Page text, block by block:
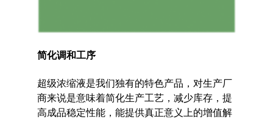
简化调和工序
超级浓缩液是我们独有的特色产品，对生产厂
商来说是意味着简化生产工艺，减少库存，提
高成品稳定性能，能提供真正意义上的增值解